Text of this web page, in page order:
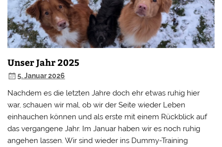
Unser Jahr 2025
5. Januar 2026
Nachdem es die letzten Jahre doch ehr etwas ruhig hier
war, schauen wir mal, ob wir der Seite wieder Leben
einhauchen können und als erste mit einem Rückblick auf
das vergangene Jahr. Im Januar haben wir es noch ruhig
angehen lassen. Wir sind wieder ins Dummy-Training